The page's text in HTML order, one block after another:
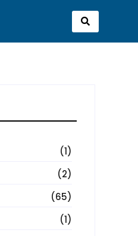
(1)
(2)
(65)
(1)